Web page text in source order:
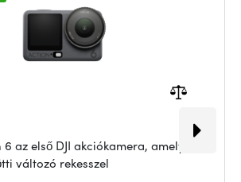
az első DJI akciókamera, amely
változó rekesszel